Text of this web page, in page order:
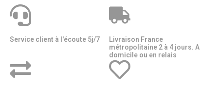
Service client à l'écoute 5j/7
Livraison France
métropolitaine 2 à 4 jours. A
domicile ou en relais​​